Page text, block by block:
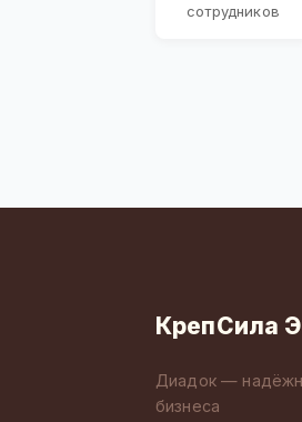
сотрудников
КрепСила
Диадок —
бизнеса